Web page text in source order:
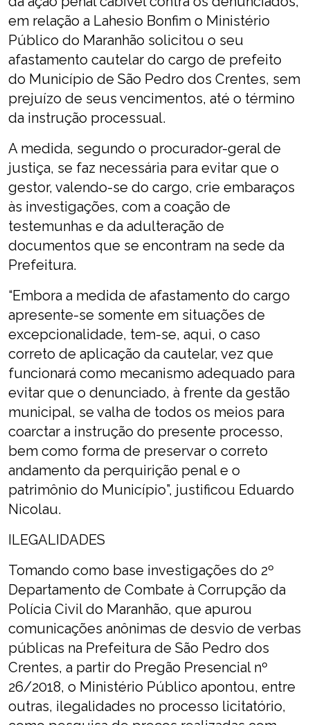
em relação a Lahesio Bonfim o Ministério
Público do Maranhão solicitou o seu
afastamento cautelar do cargo de prefeito
do Município de São Pedro dos Crentes, sem
prejuízo de seus vencimentos, até o término
da instrução processual.
A medida, segundo o procurador-geral de
justiça, se faz necessária para evitar que o
gestor, valendo-se do cargo, crie embaraços
às investigações, com a coação de
testemunhas e da adulteração de
documentos que se encontram na sede da
Prefeitura.
“Embora a medida de afastamento do cargo
apresente-se somente em situações de
excepcionalidade, tem-se, aqui, o caso
correto de aplicação da cautelar, vez que
funcionará como mecanismo adequado para
evitar que o denunciado, à frente da gestão
municipal, se valha de todos os meios para
coarctar a instrução do presente processo,
bem como forma de preservar o correto
andamento da perquirição penal e o
patrimônio do Município”, justificou Eduardo
Nicolau.
ILEGALIDADES
Tomando como base investigações do 2º
Departamento de Combate à Corrupção da
Polícia Civil do Maranhão, que apurou
comunicações anônimas de desvio de verbas
públicas na Prefeitura de São Pedro dos
Crentes, a partir do Pregão Presencial nº
26/2018, o Ministério Público apontou, entre
outras, ilegalidades no processo licitatório,